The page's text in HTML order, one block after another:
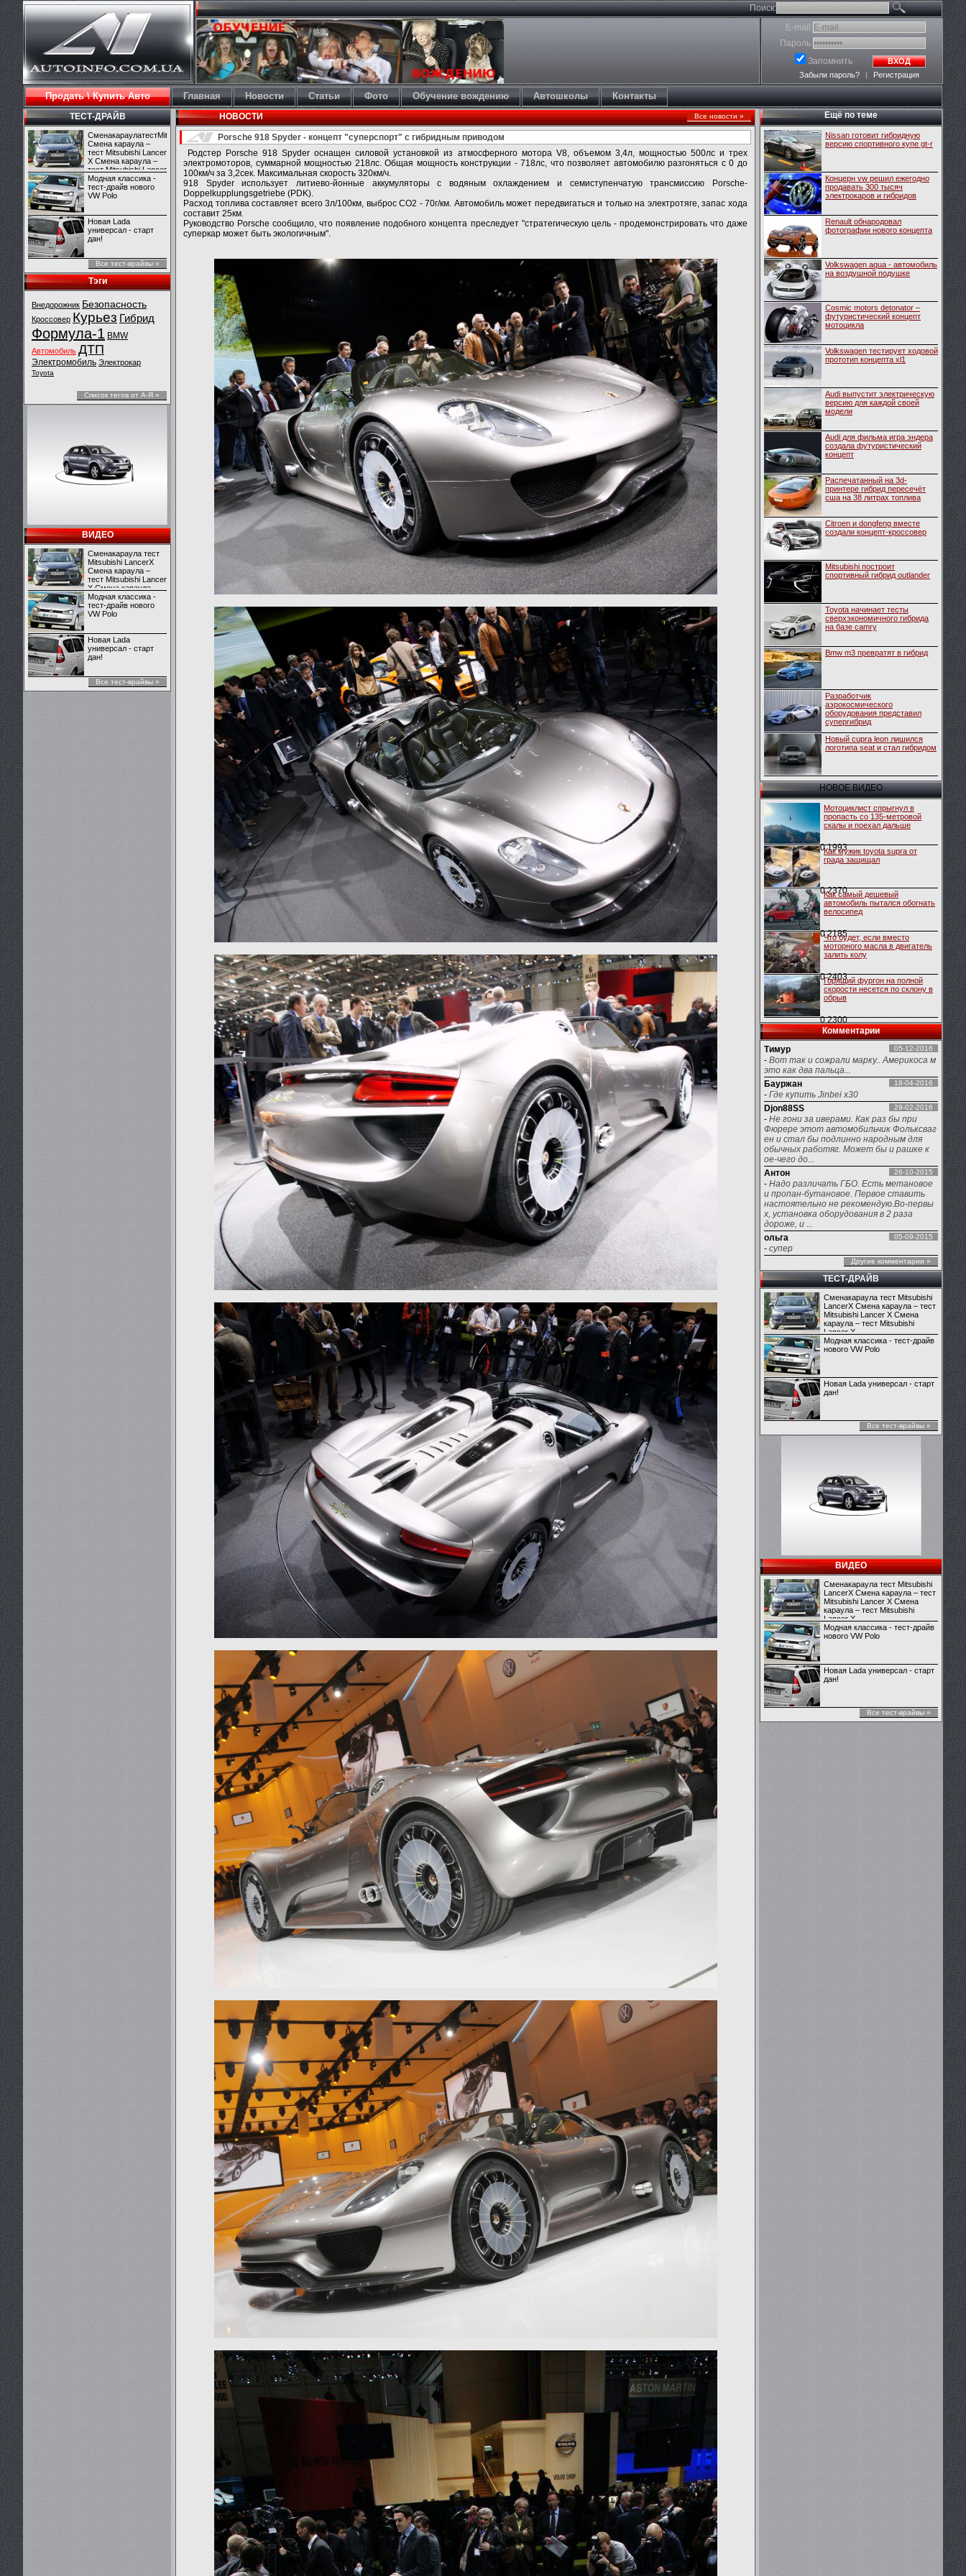
Поиск:
E-mail:
Пароль:
Запомнить
ВХОД
Забыли пароль?
| Регистрация
Продать \ Купить Авто Главная Новости Статьи Фото Обучение вождению Автошколы Контакты
ТЕСТ-ДРАЙВ
СменакараулатестMitsubishiLancerX
Смена караула –
тест Mitsubishi Lancer
X Смена караула –
тест Mitsubishi Lancer
X
Модная классика -
тест-драйв нового
VW Polo
Новая Lada
универсал - старт
дан!
Все тест-врайвы »
Тэги
Внедорожник Безопасность
Кроссовер Курьез Гибрид
Формула-1 BMW
Автомобиль ДТП
Электромобиль Электрокар
Toyota
Список тегов от А-Я »
ВИДЕО
Сменакараула тест
Mitsubishi LancerX
Смена караула –
тест Mitsubishi Lancer
X Смена караула –
тест Mitsubishi Lancer
X
Модная классика -
тест-драйв нового
VW Polo
Новая Lada
универсал - старт
дан!
Все тест-врайвы »
НОВОСТИ Все новости »
Porsche 918 Spyder - концепт "суперспорт" с гибридным приводом
Родстер Porsche 918 Spyder оснащен силовой установкой из атмосферного мотора V8, объемом 3,4л, мощностью 500лс и трех
электромоторов, суммарной мощностью 218лс. Общая мощность конструкции - 718лс, что позволяет автомобилю разгоняться с 0 до
100км/ч за 3,2сек. Максимальная скорость 320км/ч.
918 Spyder использует литиево-йонные аккумуляторы с водяным охлаждением и семиступенчатую трансмиссию Porsche-
Doppelkupplungsgetriebe (PDK).
Расход топлива составляет всего 3л/100км, выброс СО2 - 70г/км. Автомобиль может передвигаться и только на электротяге, запас хода
составит 25км.
Руководство Porsche сообщило, что появление подобного концепта преследует "стратегическую цель - продемонстрировать что даже
суперкар может быть экологичным".
Ещё по теме
Nissan готовит гибридную
версию спортивного купе gt-r
Концерн vw решил ежегодно
продавать 300 тысяч
электрокаров и гибридов
Renault обнародовал
фотографии нового концепта
Volkswagen aqua - автомобиль
на воздушной подушке
Cosmic motors detonator –
футуристический концепт
мотоцикла
Volkswagen тестирует ходовой
прототип концепта xl1
Audi выпустит электрическую
версию для каждой своей
модели
Audi для фильма игра эндера
создала футуристический
концепт
Распечатанный на 3d-
принтере гибрид пересечёт
сша на 38 литрах топлива
Citroen и dongfeng вместе
создали концепт-кроссовер
Mitsubishi построит
спортивный гибрид outlander
Toyota начинает тесты
сверхэкономичного гибрида
на базе camry
Bmw m3 превратят в гибрид
Разработчик
аэрокосмического
оборудования представил
супергибрид
Новый cupra leon лишился
логотипа seat и стал гибридом
НОВОЕ ВИДЕО
Мотоциклист спрыгнул в
пропасть со 135-метровой
скалы и поехал дальше
0 1993
Как мужик toyota supra от
града защищал
0 2370
Как самый дешевый
автомобиль пытался обогнать
велосипед
0 2185
Что будет, если вместо
моторного масла в двигатель
залить колу
0 2403
Горящий фургон на полной
скорости несется по склону в
обрыв
0 2300
Комментарии
Тимур
05-12-2016
- Вот так и сожрали марку.. Америкоса м
это как два пальца...
Бауржан
18-04-2016
- Где купить Jinbei x30
Djon88SS
29-02-2016
- Не гони за иверами. Как раз бы при
Фюрере этот автомобильчик Фольксваг
ен и стал бы подлинно народным для
обычных работяг. Может бы и рашке к
ое-чего до...
Антон
26-10-2015
- Надо различать ГБО. Есть метановое
и пропан-бутановое. Первое ставить
настоятельно не рекомендую.Во-первы
х, установка оборудования в 2 раза
дороже, и ...
ольга
05-09-2015
- супер
Другие комментарии »
ТЕСТ-ДРАЙВ
Сменакараула тест Mitsubishi
LancerX Смена караула – тест
Mitsubishi Lancer X Смена
караула – тест Mitsubishi
Lancer X
Модная классика - тест-драйв
нового VW Polo
Новая Lada универсал - старт
дан!
Все тест-врайвы »
ВИДЕО
Сменакараула тест Mitsubishi
LancerX Смена караула – тест
Mitsubishi Lancer X Смена
караула – тест Mitsubishi
Lancer X
Модная классика - тест-драйв
нового VW Polo
Новая Lada универсал - старт
дан!
Все тест-врайвы »